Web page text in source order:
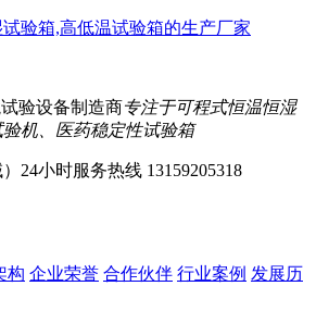
验箱,高低温试验箱的生产厂家
验设备制造商专注于可程式恒温恒湿
机、医药稳定性试验箱
）24小时服务热线 13159205318
构 企业荣誉 合作伙伴 行业案例 发展历